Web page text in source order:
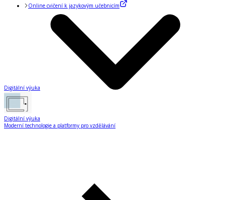
Online cvičení k jazykovým učebnicím
Digitální výuka
Digitální výuka
Moderní technologie a platformy pro vzdělávání